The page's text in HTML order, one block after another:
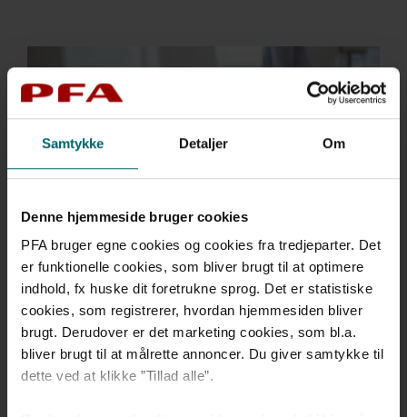
Samtykke Detaljer Om
Denne hjemmeside bruger cookies
PFA bruger egne cookies og cookies fra tredjeparter. Det
er funktionelle cookies, som bliver brugt til at optimere
indhold, fx huske dit foretrukne sprog. Det er statistiske
cookies, som registrerer, hvordan hjemmesiden bliver
brugt. Derudover er det marketing cookies, som bl.a.
bliver brugt til at målrette annoncer. Du giver samtykke til
dette ved at klikke ”Tillad alle”.
Bliv finanselev i PFA